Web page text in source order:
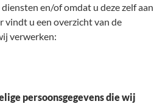
en/of omdat u deze zelf aan
vindt u een overzicht van de
verwerken:
persoonsgegevens die wij